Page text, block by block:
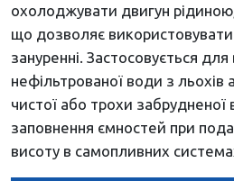
охолоджувати двигун
що дозволяє
зануренні. Застосовується для
нефільтрованої води з льохів
чистої або трохи
заповнення ємностей при
висоту в самопливних